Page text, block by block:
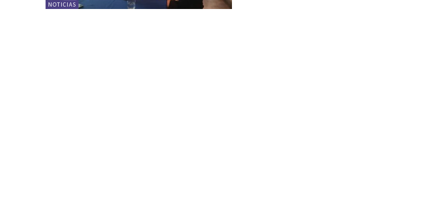
NOTICIAS